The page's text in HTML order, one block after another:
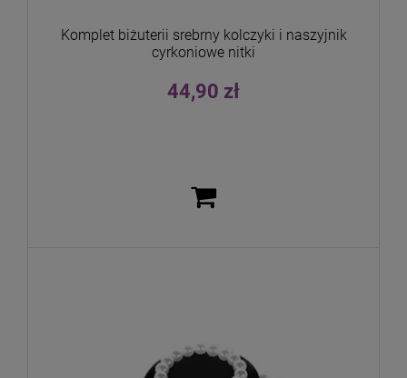
Komplet biżuterii srebrny kolczyki i naszyjnik
cyrkoniowe nitki
44,90 zł